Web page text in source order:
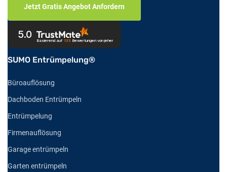
Jetzt Gratis Angebot Anfordern
5.0
Basierend auf 133 Bewertungen von jeher
SUMO Entrümpelung®
Büroauflösung
Dachboden Entrümpeln
Entrümpelung
Firmenauflösung
Garage entrümpeln
Garten entrümpeln